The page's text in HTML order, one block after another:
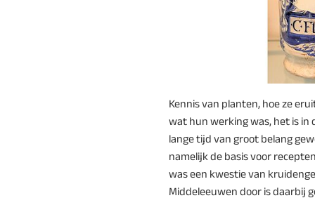
Kennis van planten, hoe ze
wat hun werking was, het is in
lange tijd van groot belang
namelijk de basis voor
was een kwestie van
Middeleeuwen door is daarbij